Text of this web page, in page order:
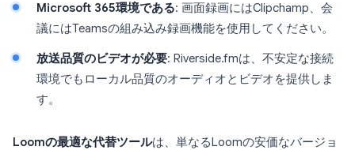
Microsoft 365環境である: 画面録画にはClipchamp、会
議にはTeamsの組み込み録画機能を使用してください。
放送品質のビデオが必要: Riverside.fmは、不安定な接続
環境でもローカル品質のオーディオとビデオを提供しま
す。
Loomの最適な代替ツールは、単なるLoomの安価なバージョ